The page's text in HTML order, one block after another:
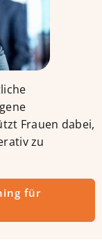
Frauen dabei,
zu
für